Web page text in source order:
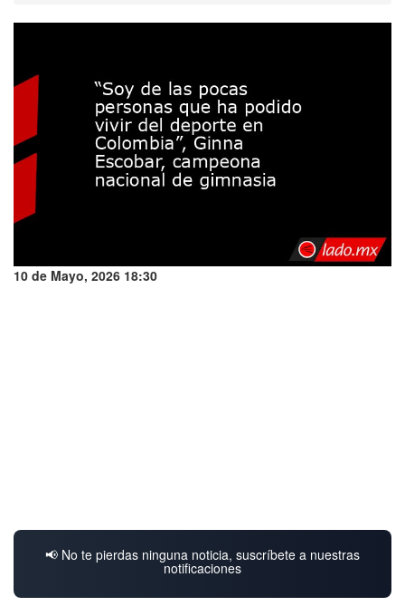
10 de Mayo, 2026 18:30
📢 No te pierdas ninguna noticia, suscríbete a nuestras
notificaciones